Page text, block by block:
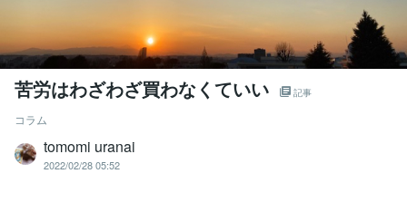
苦労はわざわざ買わなくていい 記事
コラム
tomomi uranai
2022/02/28 05:52